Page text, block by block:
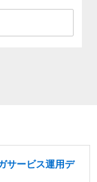
サービス運用デ